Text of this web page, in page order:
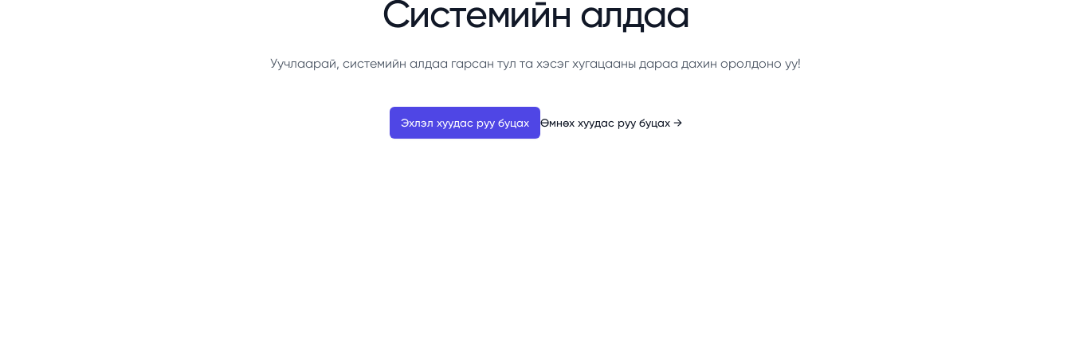
Системийн алдаа
Уучлаарай, системийн алдаа гарсан тул та хэсэг хугацааны дараа дахин оролдоно уу!
Эхлэл хуудас руу буцах Өмнөх хуудас руу буцах →